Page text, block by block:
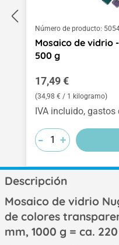
Número de producto:
Mosaico de vidrio
500 g
Precio normal:
17,49 €
(34,98 € / 1 kilogramo)
IVA incluido, gastos
-
-
- +
+
+
Descripción
Mosaico de vidrio
de colores
mm, 1000 g = ca.